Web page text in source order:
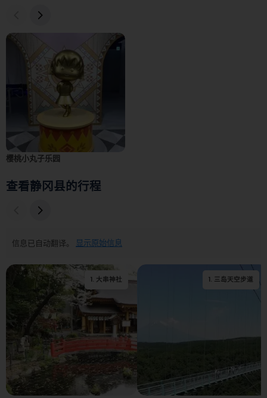
樱桃小丸子乐园
查看静冈县的行程
信息已自动翻译。 显示原始信息
1. 大串神社 2. 骏府城公园
1. 三岛天空步道